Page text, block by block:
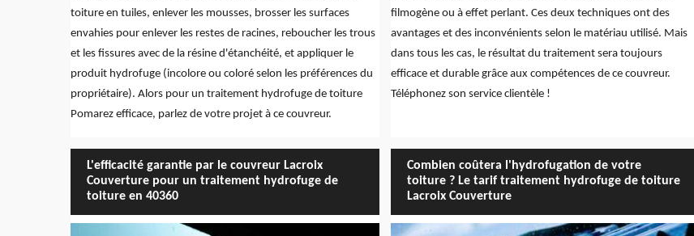
toiture en tuiles, enlever les mousses, brosser les surfaces
envahies pour enlever les restes de racines, reboucher les trous
et les fissures avec de la résine d'étanchéité, et appliquer le
produit hydrofuge (incolore ou coloré selon les préférences du
propriétaire). Alors pour un traitement hydrofuge de toiture
Pomarez efficace, parlez de votre projet à ce couvreur.
filmogène ou à effet perlant. Ces deux techniques ont des
avantages et des inconvénients selon le matériau utilisé. Mais
dans tous les cas, le résultat du traitement sera toujours
efficace et durable grâce aux compétences de ce couvreur.
Téléphonez son service clientèle !
L'efficacité garantie par le couvreur Lacroix
Couverture pour un traitement hydrofuge de
toiture en 40360
Combien coûtera l'hydrofugation de votre
toiture ? Le tarif traitement hydrofuge de toiture
Lacroix Couverture